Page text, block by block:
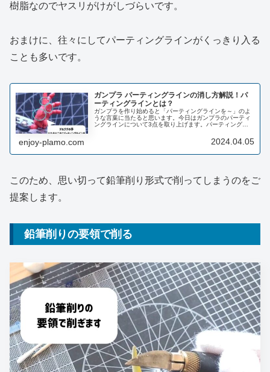
樹脂なのでヤスリがけがしづらいです。
おまけに、往々にしてパーティングラインがくっきり入る
ことも多いです。
ガンプラ パーティングラインの消し方解説！パ
ーティングラインとは？
ガンプラを作り始めると「パーティングラインを～」のよ
うな言葉に当たると思います。今日はガンプラのパーティ
ングラインについて3点を取り上げます。パーティングラ
enjoy-plamo.com 2024.04.05
このため、思い切って鉛筆削り形式で削ってしまうのをご
提案します。
鉛筆削りの要領で削る